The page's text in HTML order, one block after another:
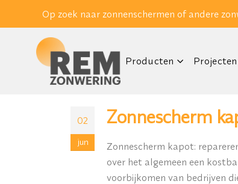
Op zoek naar zonnenschermen of andere
Producten Projecten
02
jun
Zonnescherm
Zonnescherm kapot:
over het algemeen een
voorbijkomen van bedrijven